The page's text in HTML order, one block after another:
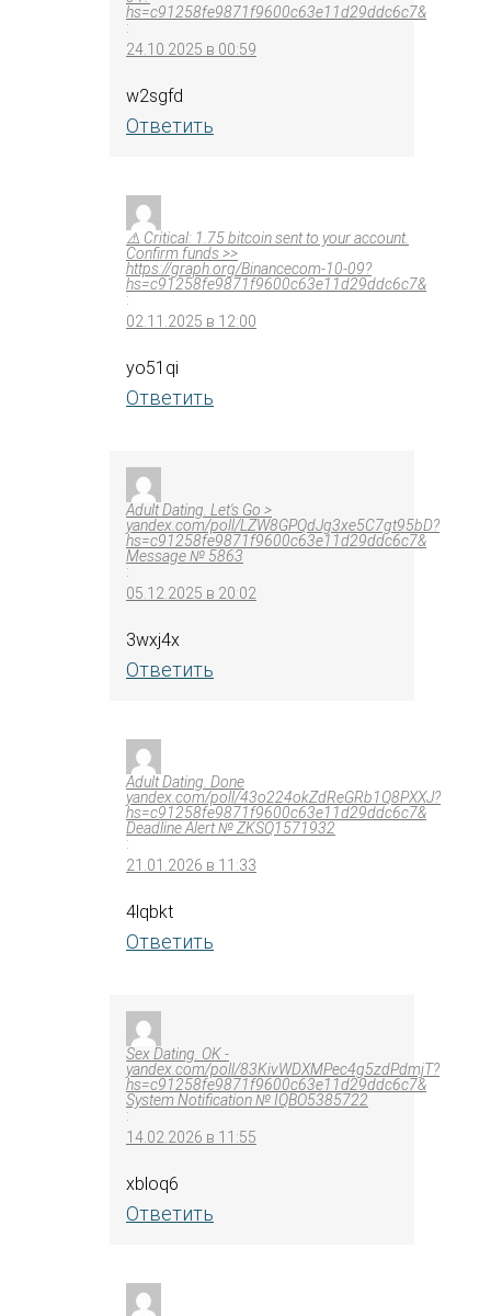
hs=c91258fe9871f9600c63e11d29ddc6c7&
:
24.10.2025 в 00:59
w2sgfd
Ответить
⚠️ Critical: 1.75 bitcoin sent to your account.
Confirm funds >>
https://graph.org/Binancecom-10-09?
hs=c91258fe9871f9600c63e11d29ddc6c7&
:
02.11.2025 в 12:00
yo51qi
Ответить
Adult Dating. Let's Go >
yandex.com/poll/LZW8GPQdJg3xe5C7gt95bD?
hs=c91258fe9871f9600c63e11d29ddc6c7&
Message № 5863
:
05.12.2025 в 20:02
3wxj4x
Ответить
Adult Dating. Done
yandex.com/poll/43o224okZdReGRb1Q8PXXJ?
hs=c91258fe9871f9600c63e11d29ddc6c7&
Deadline Alert № ZKSQ1571932
:
21.01.2026 в 11:33
4lqbkt
Ответить
Sex Dating. OK -
yandex.com/poll/83KivWDXMPec4g5zdPdmjT?
hs=c91258fe9871f9600c63e11d29ddc6c7&
System Notification № IQBO5385722
:
14.02.2026 в 11:55
xbloq6
Ответить